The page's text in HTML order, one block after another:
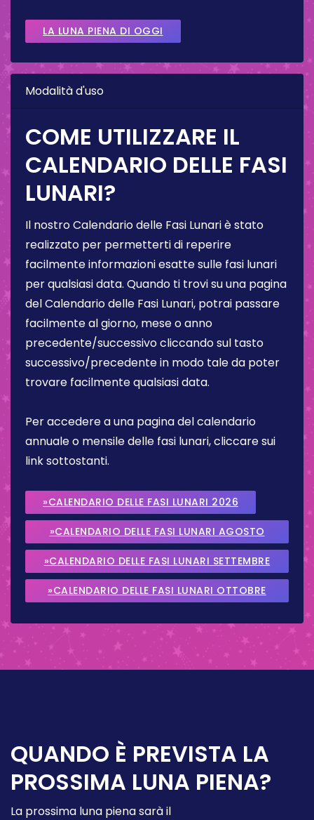
LA LUNA PIENA DI OGGI
Modalità d'uso
COME UTILIZZARE IL
CALENDARIO DELLE FASI
LUNARI?
Il nostro Calendario delle Fasi Lunari è stato
realizzato per permetterti di reperire
facilmente informazioni esatte sulle fasi lunari
per qualsiasi data. Quando ti trovi su una pagina
del Calendario delle Fasi Lunari, potrai passare
facilmente al giorno, mese o anno
precedente/successivo cliccando sul tasto
successivo/precedente in modo tale da poter
trovare facilmente qualsiasi data.
Per accedere a una pagina del calendario
annuale o mensile delle fasi lunari, cliccare sui
link sottostanti.
»CALENDARIO DELLE FASI LUNARI 2026
»CALENDARIO DELLE FASI LUNARI AGOSTO
2026
»CALENDARIO DELLE FASI LUNARI SETTEMBRE
2026
»CALENDARIO DELLE FASI LUNARI OTTOBRE
QUANDO È PREVISTA LA
PROSSIMA LUNA PIENA?
La prossima luna piena sarà il